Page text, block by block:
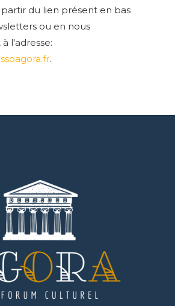
du lien présent en bas
ou en nous
l'adresse:
.